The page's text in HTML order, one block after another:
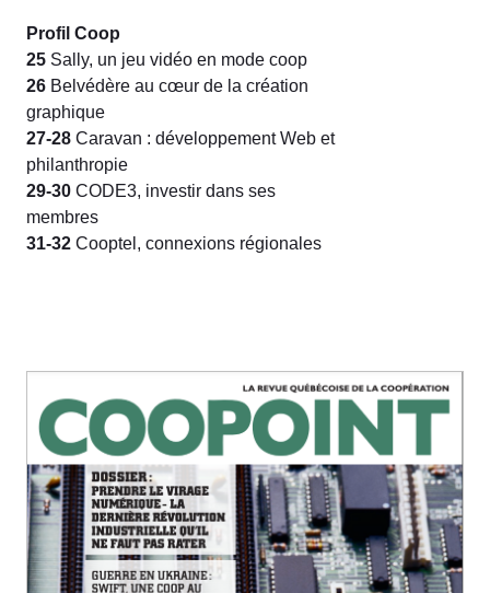
Profil Coop
25 Sally, un jeu vidéo en mode coop
26 Belvédère au cœur de la création
graphique
27-28 Caravan : développement Web et
philanthropie
29-30 CODE3, investir dans ses
membres
31-32 Cooptel, connexions régionales